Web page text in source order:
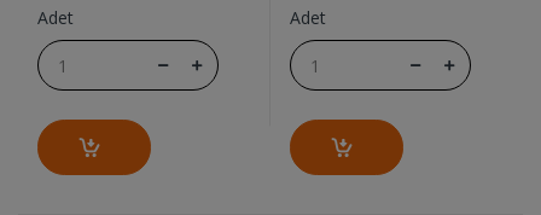
Adet Adet